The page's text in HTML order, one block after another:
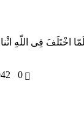
اخْتَلَفَ فِى اللّهِ
0